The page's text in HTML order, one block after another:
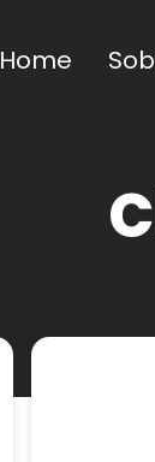
Home